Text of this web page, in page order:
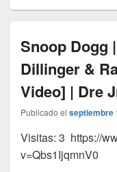
Snoop Dogg
Dillinger &
Video] | Dre
Publicado el septiembre
Visitas: 3 https://
v=Qbs1IjqmnV0